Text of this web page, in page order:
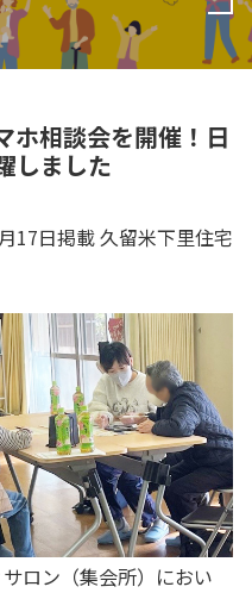
ホ相談会を開催！日
しました
17日掲載久留米下里住宅
ロン（集会所）におい